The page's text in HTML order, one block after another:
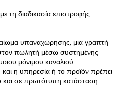
τη διαδικασία επιστροφής
υπαναχώρησης, μια γραπτή
πωλητή μέσω συστημένης
μόνιμου καναλιού
και η υπηρεσία ή το προϊόν πρέπει
και σε πρωτότυπη κατάσταση.